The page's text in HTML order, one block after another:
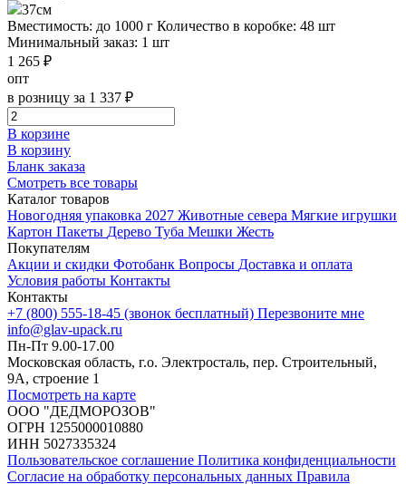
37см
Вместимость: до 1000 г Количество в коробке: 48 шт
Минимальный заказ: 1 шт
1 265 ₽
опт
в розницу за 1 337 ₽
В корзине
В корзину
Бланк заказа
Смотреть все товары
Каталог товаров
Новогодняя упаковка 2027 Животные севера Мягкие игрушки
Картон Пакеты Дерево Туба Мешки Жесть
Покупателям
Акции и скидки Фотобанк Вопросы Доставка и оплата
Условия работы Контакты
Контакты
+7 (800) 555-18-45 (звонок бесплатный) Перезвоните мне
info@glav-upack.ru
Пн-Пт 9.00-17.00
Московская область, г.о. Электросталь, пер. Строительный,
9А, строение 1
Посмотреть на карте
ООО "ДЕДМОРОЗОВ"
ОГРН 1255000010880
ИНН 5027335324
Пользовательское соглашение Политика конфиденциальности
Согласие на обработку персональных данных Правила